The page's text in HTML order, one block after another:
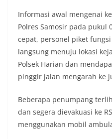
negara.‎‎‎Selain
bendera, kegiatan
dimanfaatkan
warning) guna
keamanan dan
(Kamtibmas) di
Melalui interaksi
awal terkait situasi
maupun hal-hal
kondusivitas
perayaan HUT
Informasi awal mengenai
Polres Samosir pada pukul
cepat, personel piket
langsung menuju lokasi
Polsek Harian dan
pinggir jalan mengarah ke
Beberapa penumpang
dan segera dievakuasi ke
menggunakan mobil